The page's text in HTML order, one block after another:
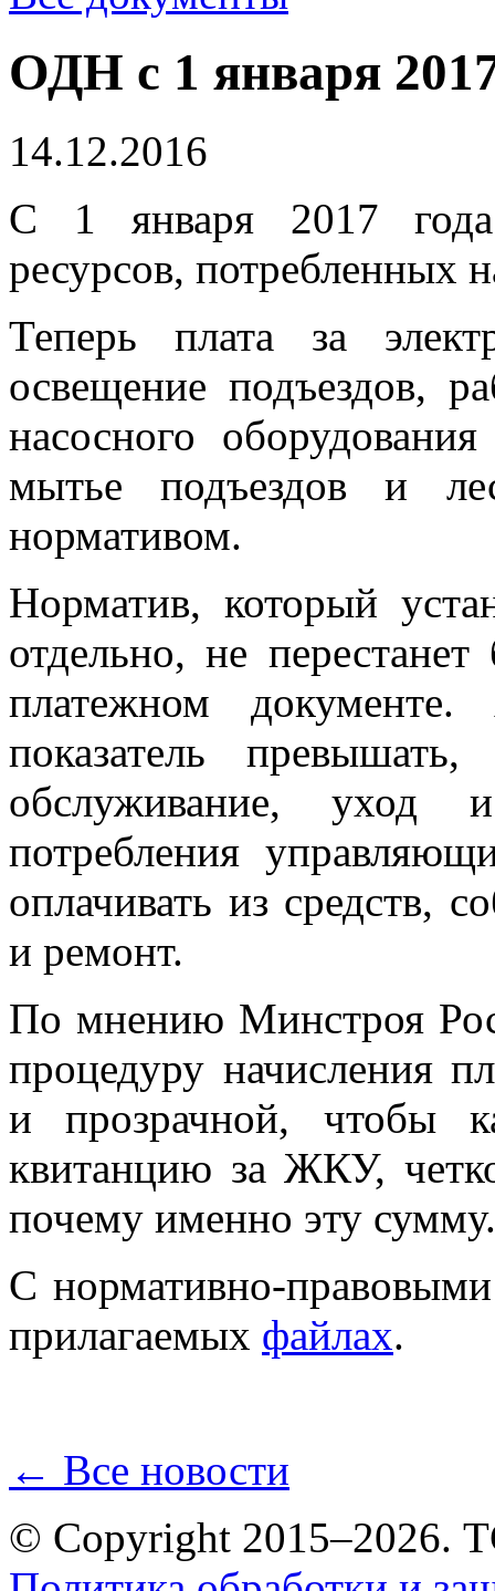
ОДН с 1 января
14.12.2016
C 1 января 2017
ресурсов,
Теперь плата за
освещение подъездов,
насосного
мытье подъездов и
нормативом.
Норматив, который
отдельно, не
платежном
показатель
обслуживание, уход
потребления
оплачивать из средств,
и ремонт.
По мнению Минстроя
процедуру начисления
и прозрачной, чтобы
квитанцию за ЖКУ,
почему именно эту сумму.
С нормативно-
прилагаемых файлах.
← Все новости
© Copyright